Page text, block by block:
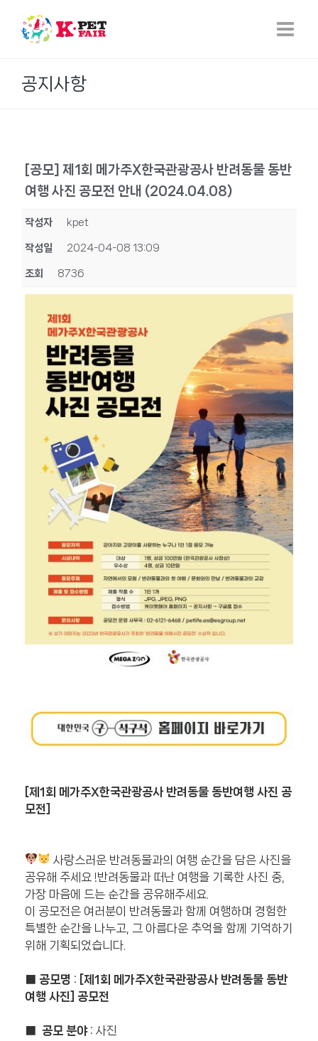
content
공지사항
[공모] 제1회 메가주X한국관광공사 반려동물 동반
여행 사진 공모전 안내 (2024.04.08)
작성자 kpet
작성일 2024-04-08 13:09
조회 8736
[제1회 메가주X한국관광공사 반려동물 동반여행 사진 공
모전]
사랑스러운 반려동물과의 여행 순간을 담은 사진을
공유해 주세요 !반려동물과 떠난 여행을 기록한 사진 중,
가장 마음에 드는 순간을 공유해주세요.
이 공모전은 여러분이 반려동물과 함께 여행하며 경험한
특별한 순간을 나누고, 그 아름다운 추억을 함께 기억하기
위해 기획되었습니다.
■ 공모명 : [제1회 메가주X한국관광공사 반려동물 동반
여행 사진] 공모전
■ 공모 분야: 사진